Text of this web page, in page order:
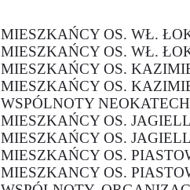
MIESZKAŃCY OS. WŁ.
MIESZKAŃCY OS. WŁ.
MIESZKAŃCY OS.
MIESZKAŃCY OS.
WSPÓLNOTY
MIESZKAŃCY OS.
MIESZKAŃCY OS.
MIESZKAŃCY OS.
MIESZKANCY OS.